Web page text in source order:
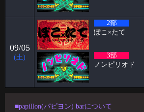
阿部ブログ めちゃくちゃハプニングだっ
こんにちは！こんばんは！おはようございます
今回は長年ハプバー勤務して
2026-03-02
ケイタブログ 社員旅行✈️
ハプニングバーで働いている🦋 スタッフのケイ
担当が回ってきたのでよ
2026-03-02
🥳2月女子抽選🥳
09/05
(土)
2部
ぽこ×たて
3部
ノンピリオド
■papillon(パピヨン) barについて